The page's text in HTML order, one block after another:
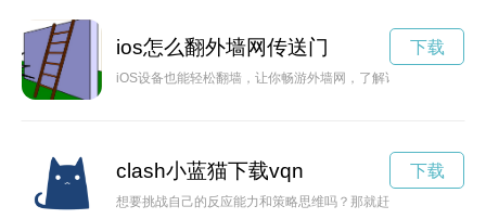
ios怎么翻外墙网传送门
iOS设备也能轻松翻墙，让你畅游外墙网，了解详细步骤。
下载
clash小蓝猫下载vqn
想要挑战自己的反应能力和策略思维吗？那就赶快下载clash小
下载